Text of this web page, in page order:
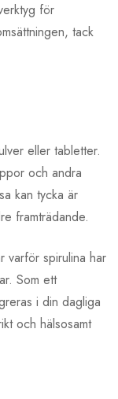
för
tack
eller tabletter.
och andra
kan tycka är
framträdande.
varför spirulina har
Som ett
i din dagliga
och hälsosamt